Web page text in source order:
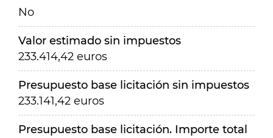
No
Valor estimado sin impuestos
233.414,42 euros
Presupuesto base licitación sin impuestos
233.141,42 euros
Presupuesto base licitación. Importe total